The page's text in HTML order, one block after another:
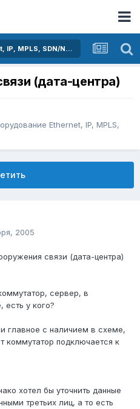
Активное оборудование Ethernet, IP, MPLS, SDN/NFV...
(дата-центра)
Ethernet, IP, MPLS,
2005
связи (дата-центра)
сервер, в
есть у кого?
главное с наличием в схеме,
коммутатор подключается к
хотел бы уточнить данные
третьих лиц, а то есть